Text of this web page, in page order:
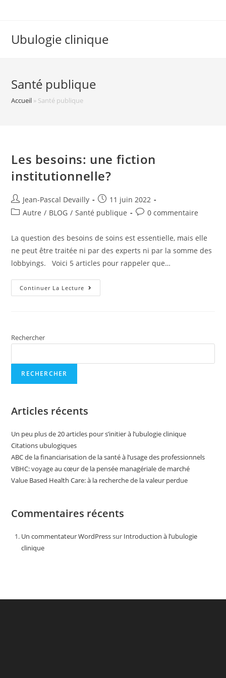
Ubulogie clinique
Santé publique
Accueil » Santé publique
Les besoins: une fiction
institutionnelle?
Jean-Pascal Devailly
11 juin 2022
Autre / BLOG / Santé publique 0 commentaire
La question des besoins de soins est essentielle, mais elle
ne peut être traitée ni par des experts ni par la somme des
lobbyings. Voici 5 articles pour rappeler que…
Continuer La Lecture
Rechercher
RECHERCHER
Articles récents
Un peu plus de 20 articles pour s’initier à l’ubulogie clinique
Citations ubulogiques
ABC de la financiarisation de la santé à l’usage des professionnels
VBHC: voyage au cœur de la pensée managériale de marché
Value Based Health Care: à la recherche de la valeur perdue
Commentaires récents
Un commentateur WordPresssur Introduction à l’ubulogie
clinique